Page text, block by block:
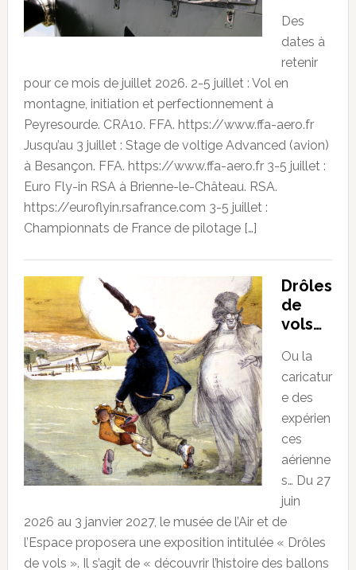
Des
dates à
retenir
pour ce mois de juillet 2026. 2-5 juillet : Vol en
montagne, initiation et perfectionnement à
Peyresourde. CRA10. FFA. https://www.ffa-aero.fr
Jusqu’au 3 juillet : Stage de voltige Advanced (avion)
à Besançon. FFA. https://www.ffa-aero.fr 3-5 juillet :
Euro Fly-in RSA à Brienne-le-Château. RSA.
https://euroflyin.rsafrance.com 3-5 juillet :
Championnats de France de pilotage […]
Drôles
de
vols…
Ou la
caricatur
e des
expérien
ces
aérienne
s… Du 27
juin
2026 au 3 janvier 2027, le musée de l’Air et de
l’Espace proposera une exposition intitulée « Drôles
de vols ». Il s’agit de « découvrir l’histoire des ballons